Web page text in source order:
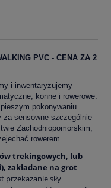
PVC - CENA ZA 2
i inwentaryzujemy
konne i rowerowe.
pokonywaniu
sensowne szczególnie
Zachodniopomorskim,
rowerem.
trekingowych, lub
zakładane na grot
przekazanie siły